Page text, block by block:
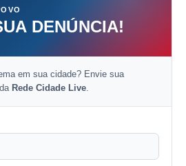
DENÚNCIA!
em sua cidade? Envie sua
Rede Cidade Live